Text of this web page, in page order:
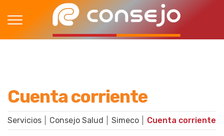
Cuenta corriente
Servicios Consejo Salud Simeco Cuenta corriente